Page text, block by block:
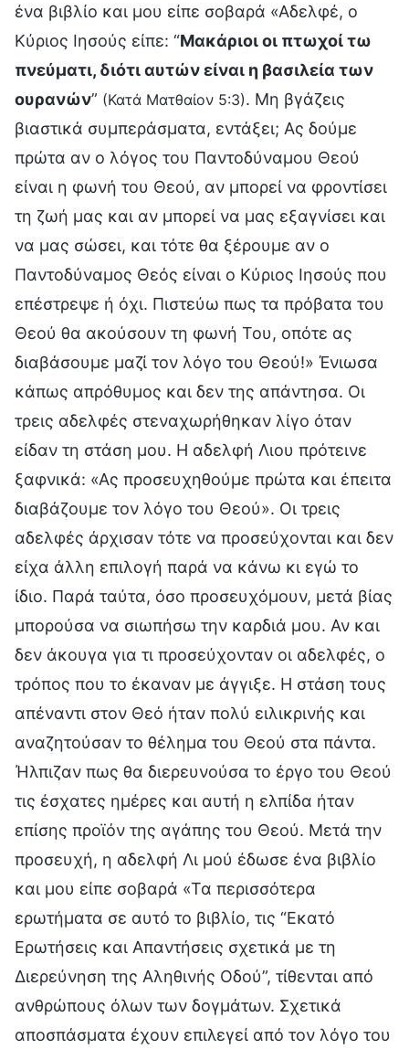
ένα βιβλίο και μου είπε σοβαρά «Αδελφέ, ο
Κύριος Ιησούς είπε: “Μακάριοι οι πτωχοί τω
πνεύματι, διότι αυτών είναι η βασιλεία των
ουρανών” (Κατά Ματθαίον 5:3). Μη βγάζεις
βιαστικά συμπεράσματα, εντάξει; Ας δούμε
πρώτα αν ο λόγος του Παντοδύναμου Θεού
είναι η φωνή του Θεού, αν μπορεί να φροντίσει
τη ζωή μας και αν μπορεί να μας εξαγνίσει και
να μας σώσει, και τότε θα ξέρουμε αν ο
Παντοδύναμος Θεός είναι ο Κύριος Ιησούς που
επέστρεψε ή όχι. Πιστεύω πως τα πρόβατα του
Θεού θα ακούσουν τη φωνή Του, οπότε ας
διαβάσουμε μαζί τον λόγο του Θεού!» Ένιωσα
κάπως απρόθυμος και δεν της απάντησα. Οι
τρεις αδελφές στεναχωρήθηκαν λίγο όταν
είδαν τη στάση μου. Η αδελφή Λιου πρότεινε
ξαφνικά: «Ας προσευχηθούμε πρώτα και έπειτα
διαβάζουμε τον λόγο του Θεού». Οι τρεις
αδελφές άρχισαν τότε να προσεύχονται και δεν
είχα άλλη επιλογή παρά να κάνω κι εγώ το
ίδιο. Παρά ταύτα, όσο προσευχόμουν, μετά βίας
μπορούσα να σιωπήσω την καρδιά μου. Αν και
δεν άκουγα για τι προσεύχονταν οι αδελφές, ο
τρόπος που το έκαναν με άγγιξε. Η στάση τους
απέναντι στον Θεό ήταν πολύ ειλικρινής και
αναζητούσαν το θέλημα του Θεού στα πάντα.
Ήλπιζαν πως θα διερευνούσα το έργο του Θεού
τις έσχατες ημέρες και αυτή η ελπίδα ήταν
επίσης προϊόν της αγάπης του Θεού. Μετά την
προσευχή, η αδελφή Λι μού έδωσε ένα βιβλίο
και μου είπε σοβαρά «Τα περισσότερα
ερωτήματα σε αυτό το βιβλίο, τις “Εκατό
Ερωτήσεις και Απαντήσεις σχετικά με τη
Διερεύνηση της Αληθινής Οδού”, τίθενται από
ανθρώπους όλων των δογμάτων. Σχετικά
αποσπάσματα έχουν επιλεγεί από τον λόγο του